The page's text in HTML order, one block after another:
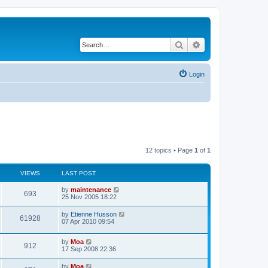
Search
Login
12 topics • Page 1 of 1
VIEWS LAST POST
693 by maintenance
25 Nov 2005 18:22
61928 by Etienne Husson
07 Apr 2010 09:54
912 by Moa
17 Sep 2008 22:36
by Moa